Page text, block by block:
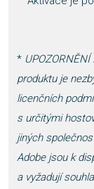
*
produktu je
licenčních
s určitými
jiných
Adobe jsou k
a vyžadují